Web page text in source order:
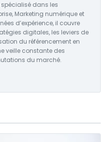
dans les
Marketing numérique et
d’expérience, il couvre
digitales, les leviers de
du référencement en
veille constante des
du marché.